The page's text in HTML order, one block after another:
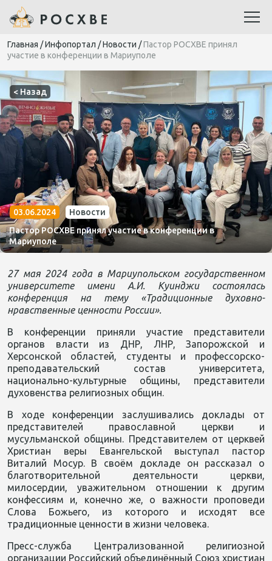
Главная /Инфопортал /Новости /Пастор РОСХВЕ принял
участие в конференции в Мариуполе
< Назад
03.06.2024
Новости
Пастор РОСХВЕ принял участие в конференции в
Мариуполе
27 мая 2024 года в Мариупольском государственном
университете имени А.И. Куинджи состоялась
конференция на тему «Традиционные духовно-
нравственные ценности России».
В конференции приняли участие представители
органов власти из ДНР, ЛНР, Запорожской и
Херсонской областей, студенты и профессорско-
преподавательский состав университета,
национально-культурные общины, представители
духовенства религиозных общин.
В ходе конференции заслушивались доклады от
представителей православной церкви и
мусульманской общины. Представителем от церквей
Христиан веры Евангельской выступал пастор
Виталий Мосур. В своём докладе он рассказал о
благотворительной деятельности церкви,
милосердии, уважительном отношении к другим
конфессиям и, конечно же, о важности проповеди
Слова Божьего, из которого и исходят все
традиционные ценности в жизни человека.
Пресс-служба Централизованной религиозной
организации Российский объединённый Союз христиан